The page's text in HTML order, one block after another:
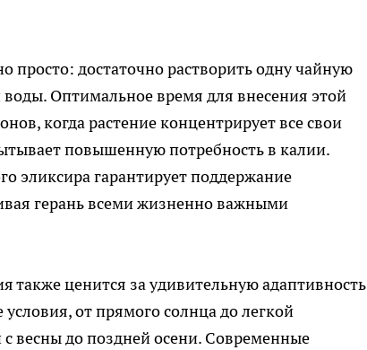
просто: достаточно растворить одну чайную
Оптимальное время для внесения этой
когда растение концентрирует все свои
повышенную потребность в калии.
эликсира гарантирует поддержание
герань всеми жизненно важными
также ценится за удивительную адаптивность
от прямого солнца до легкой
весны до поздней осени. Современные